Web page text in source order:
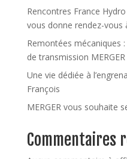
Rencontres France
vous donne rendez-vous
Remontées mécaniques
de transmission MERGER
Une vie dédiée à
François
MERGER vous souhaite
Commentaires